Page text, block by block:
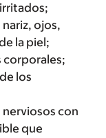
nariz, ojos,
la piel;
corporales;
los
con
que